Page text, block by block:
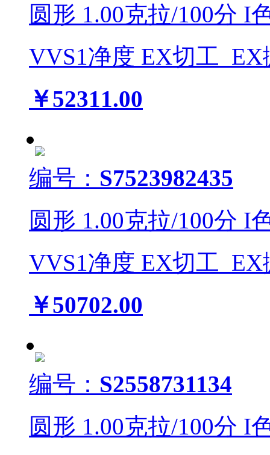
圆形 1.00克拉/100分 I
VVS1净度 EX切工 EX
￥52311.00
编号： S7523982435
圆形 1.00克拉/100分 I
VVS1净度 EX切工 EX
￥50702.00
编号： S2558731134
圆形 1.00克拉/100分 I